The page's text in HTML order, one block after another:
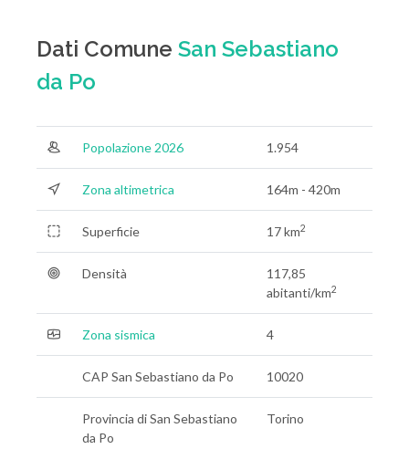
Dati Comune San Sebastiano
da Po
Popolazione 2026 1.954
Zona altimetrica 164m - 420m
Superficie 17 km2
Densità
117,85
abitanti/km2
Zona sismica 4
CAP San Sebastiano da Po 10020
Provincia di San Sebastiano
da Po
Torino